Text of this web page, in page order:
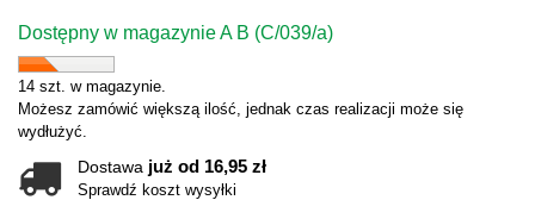
Dostępny w magazynie A B (C/039/a)
14 szt. w magazynie.
Możesz zamówić większą ilość, jednak czas realizacji może się
wydłużyć.
Dostawa już od 16,95 zł
Sprawdź koszt wysyłki